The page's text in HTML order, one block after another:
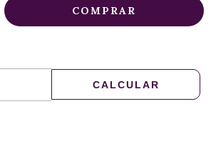
CALCULAR